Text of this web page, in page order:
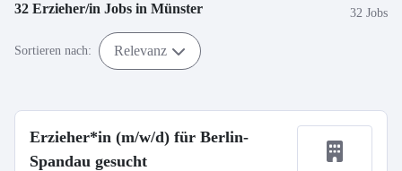
32 Erzieher/in Jobs in Münster 32 Jobs
Sortieren nach: Relevanz
Erzieher*in (m/w/d) für Berlin-
Spandau gesucht